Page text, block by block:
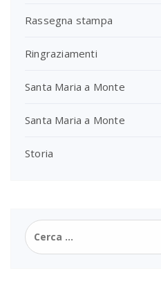
Rassegna stampa
Ringraziamenti
Santa Maria a Monte
Santa Maria a Monte
Storia
Ricerca
per: